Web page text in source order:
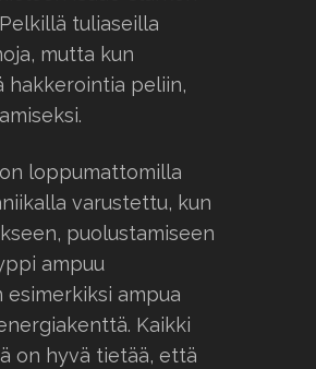
tuliaseilla
mutta kun
hakkerointia peliin,
loppumattomilla
varustettu, kun
puolustamiseen
ampuu
ampua
Kaikki
on hyvä tietää, että